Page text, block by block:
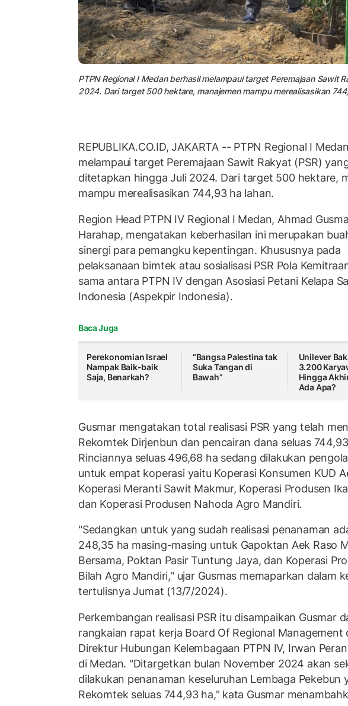
PTPN Regional I Medan berhasil melampaui target Peremajaan Sawit
2024. Dari target 500 hektare, manajemen mampu merealisasikan
REPUBLIKA.CO.ID, JAKARTA -- PTPN Regional I
melampaui target Peremajaan Sawit Rakyat (PSR)
ditetapkan hingga Juli 2024. Dari target 500 hektare,
mampu merealisasikan 744,93 ha lahan.
Region Head PTPN IV Regional I Medan, Ahmad
Harahap, mengatakan keberhasilan ini merupakan
sinergi para pemangku kepentingan. Khususnya pada
pelaksanaan bimtek atau sosialisasi PSR Pola
sama antara PTPN IV dengan Asosiasi Petani Kelapa
Indonesia (Aspekpir Indonesia).
Baca Juga
Perekonomian Israel
Nampak Baik-baik
Saja, Benarkah?
“Bangsa Palestina tak
Suka Tangan di
Bawah”
Unilever
3.200
Hingga
Ada Apa?
Gusmar mengatakan total realisasi PSR yang telah
Rekomtek Dirjenbun dan pencairan dana seluas
Rinciannya seluas 496,68 ha sedang dilakukan
untuk empat koperasi yaitu Koperasi Konsumen KUD
Koperasi Meranti Sawit Makmur, Koperasi Produsen
dan Koperasi Produsen Nahoda Agro Mandiri.
"Sedangkan untuk yang sudah realisasi penanaman
248,35 ha masing-masing untuk Gapoktan Aek Raso
Bersama, Poktan Pasir Tuntung Jaya, dan Koperasi
Bilah Agro Mandiri," ujar Gusmas memaparkan dalam
tertulisnya Jumat (13/7/2024).
Perkembangan realisasi PSR itu disampaikan Gusmar
rangkaian rapat kerja Board Of Regional Management
Direktur Hubungan Kelembagaan PTPN IV, Irwan
di Medan. "Ditargetkan bulan November 2024 akan
dilakukan penanaman keseluruhan Lembaga Pekebun
Rekomtek seluas 744,93 ha," kata Gusmar